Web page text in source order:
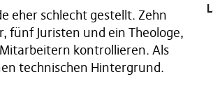
eher schlecht gestellt. Zehn
fünf Juristen und ein Theologe,
kontrollieren. Als
technischen Hintergrund.